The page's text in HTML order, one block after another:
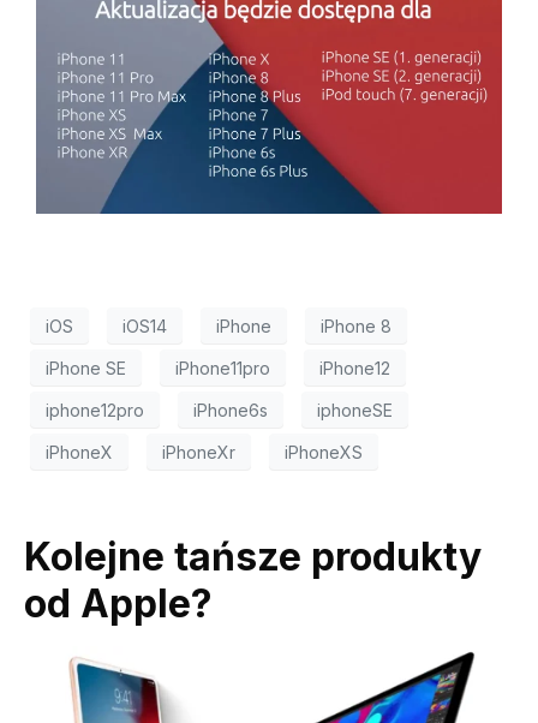
iOS iOS14 iPhone iPhone 8
iPhone SE iPhone11pro iPhone12
iphone12pro iPhone6s iphoneSE
iPhoneX iPhoneXr iPhoneXS
Kolejne tańsze produkty
od Apple?